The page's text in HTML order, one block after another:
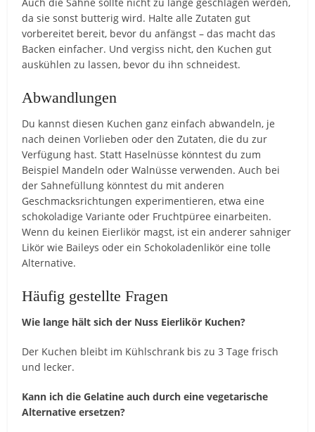
da sie sonst butterig wird. Halte alle Zutaten gut
vorbereitet bereit, bevor du anfängst – das macht das
Backen einfacher. Und vergiss nicht, den Kuchen gut
auskühlen zu lassen, bevor du ihn schneidest.
Abwandlungen
Du kannst diesen Kuchen ganz einfach abwandeln, je
nach deinen Vorlieben oder den Zutaten, die du zur
Verfügung hast. Statt Haselnüsse könntest du zum
Beispiel Mandeln oder Walnüsse verwenden. Auch bei
der Sahnefüllung könntest du mit anderen
Geschmacksrichtungen experimentieren, etwa eine
schokoladige Variante oder Fruchtpüree einarbeiten.
Wenn du keinen Eierlikör magst, ist ein anderer sahniger
Likör wie Baileys oder ein Schokoladenlikör eine tolle
Alternative.
Häufig gestellte Fragen
Wie lange hält sich der Nuss Eierlikör Kuchen?
Der Kuchen bleibt im Kühlschrank bis zu 3 Tage frisch
und lecker.
Kann ich die Gelatine auch durch eine vegetarische
Alternative ersetzen?